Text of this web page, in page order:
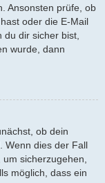
Ansonsten prüfe, ob
oder die E-Mail
dir sicher bist,
wurde, dann
ob dein
Wenn dies der Fall
sicherzugehen,
möglich, dass ein